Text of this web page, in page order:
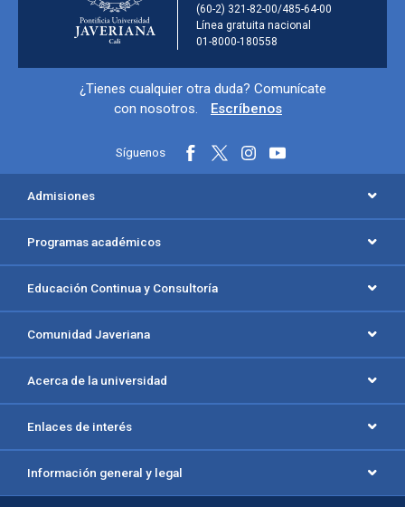
(60-2) 321-82-00/485-64-00
Línea gratuita nacional
01-8000-180558
Información y redes sociales
¿Tienes cualquier otra duda? Comunícate
con nosotros.
Escríbenos
Síguenos
Menú principal del footer
Admisiones
Programas académicos
Educación Continua y Consultoría
Comunidad Javeriana
Acerca de la universidad
Enlaces de interés
Información general y legal